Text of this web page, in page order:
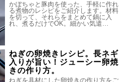
かぼちゃと豚肉を使った、手軽に作れ
る煮物のレシピをご紹介します。材料
を切って、それらをまとめて鍋に入
れ、煮るだけでOK。細かい気遣…
ねぎの卵焼きレシピ。長ネギ
入りが旨い！ジューシー卵焼
きの作り方。
ねぎを具材にした卵焼きの作り方をご